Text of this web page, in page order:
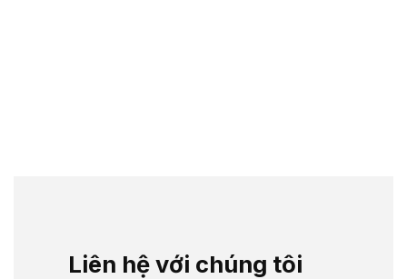
Liên hệ với chúng tôi